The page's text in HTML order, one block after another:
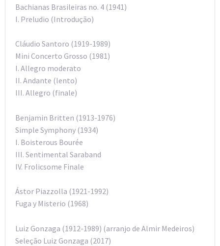
Bachianas Brasileiras no. 4 (1941)
I. Preludio (Introdução)
Cláudio Santoro (1919-1989)
Mini Concerto Grosso (1981)
I. Allegro moderato
II. Andante (lento)
III. Allegro (finale)
Benjamin Britten (1913-1976)
Simple Symphony (1934)
I. Boisterous Bourée
III. Sentimental Saraband
IV. Frolicsome Finale
Ástor Piazzolla (1921-1992)
Fuga y Misterio (1968)
Luiz Gonzaga (1912-1989) (arranjo de Almir Medeiros)
Seleção Luiz Gonzaga (2017)